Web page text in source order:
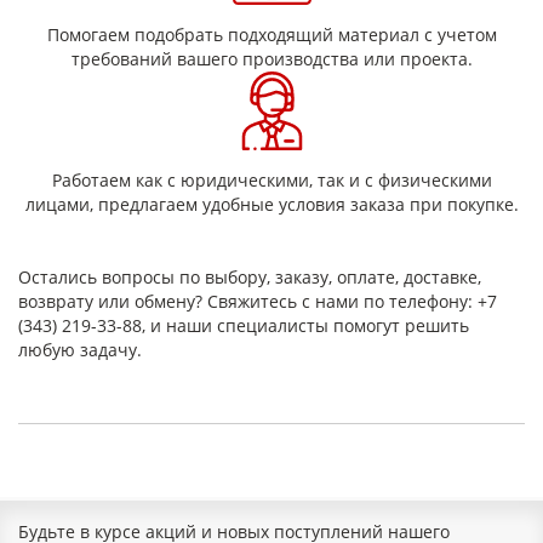
Форма выпуска
Текстолит марки А выпускается в виде листов шириной 1030
мм, длиной 2030 мм и толщиной от 0,5 до 100 мм.
Предусмотрены три сорта: высший, первый и второй. По
согласованию с заказчиком возможное изготовление листов
поверхностные дефекты и различия по оттенку, не
влияющие на эксплуатационные характеристики.
Текстолит марки А изготавливается из хлопчатобумажной
ткани, пропитанной фенолформальдегидной смолой
резольного типа. Производственный процесс включает:
пропитку ткани термореактивным связующим;
Помогаем подобрать подходящий материал с учетом
требований вашего производства или проекта.
Работаем как с юридическими, так и с физическими
лицами, предлагаем удобные условия заказа при покупке.
Остались вопросы по выбору, заказу, оплате, доставке,
возврату или обмену? Свяжитесь с нами по телефону: +7
(343) 219-33-88, и наши специалисты помогут решить
любую задачу.
Будьте в курсе акций и новых поступлений нашего